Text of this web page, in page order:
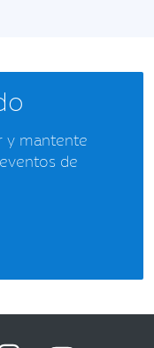
y mantente
de